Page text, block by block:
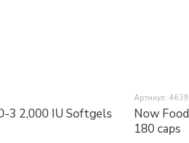
3 2,000 IU Softgels
Артикул:
Now
180 caps